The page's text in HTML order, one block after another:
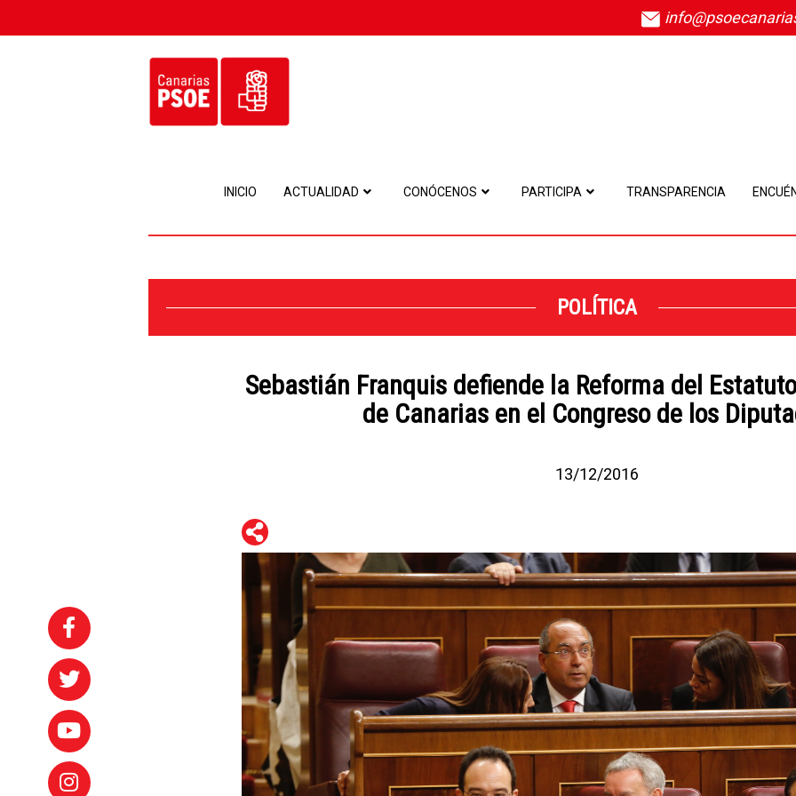
INICIO ACTUALIDAD CONÓCENOS PARTICIPA TRANSPARENCIA
POLÍTICA
Sebastián Franquis defiende la Reforma del
de Canarias en el Congreso de los
13/12/2016
Telegram
Facebook
Twitter